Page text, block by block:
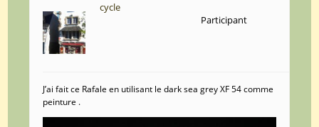
cycle
Participant
J’ai fait ce Rafale en utilisant le dark sea grey XF 54 comme
peinture .